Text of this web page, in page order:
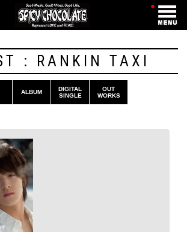
・
: RANKIN TAXI
ALBUM
DIGITAL
SINGLE
OUT
WORKS